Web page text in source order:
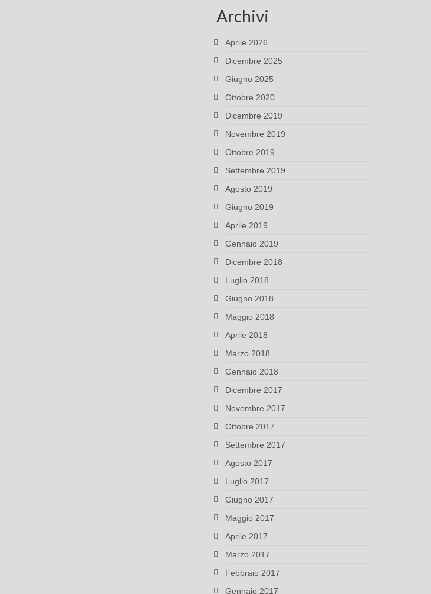
Archivi
Aprile 2026
Dicembre 2025
Giugno 2025
Ottobre 2020
Dicembre 2019
Novembre 2019
Ottobre 2019
Settembre 2019
Agosto 2019
Giugno 2019
Aprile 2019
Gennaio 2019
Dicembre 2018
Luglio 2018
Giugno 2018
Maggio 2018
Aprile 2018
Marzo 2018
Gennaio 2018
Dicembre 2017
Novembre 2017
Ottobre 2017
Settembre 2017
Agosto 2017
Luglio 2017
Giugno 2017
Maggio 2017
Aprile 2017
Marzo 2017
Febbraio 2017
Gennaio 2017